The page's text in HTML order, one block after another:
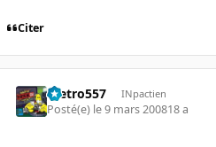
Citer
metro557 INpactien
Posté(e) le 9 mars 200818 a